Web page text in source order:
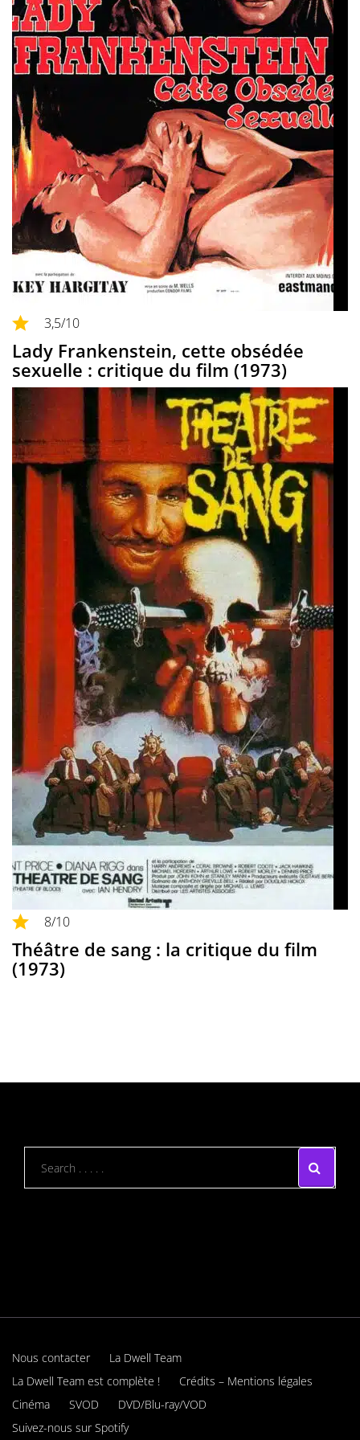
3,5/10
Lady Frankenstein, cette obsédée
sexuelle : critique du film (1973)
8/10
Théâtre de sang : la critique du film
(1973)
Nous contacter
La Dwell Team
La Dwell Team est complète !
Crédits – Mentions légales
Cinéma
SVOD
DVD/Blu-ray/VOD
Suivez-nous sur Spotify